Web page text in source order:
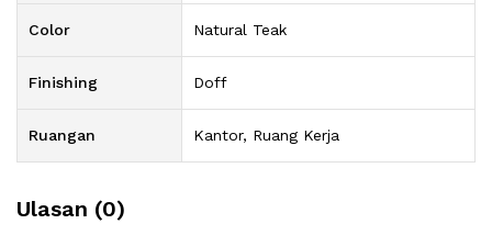
Color Natural Teak
Finishing Doff
Ruangan Kantor, Ruang Kerja
Ulasan (0)